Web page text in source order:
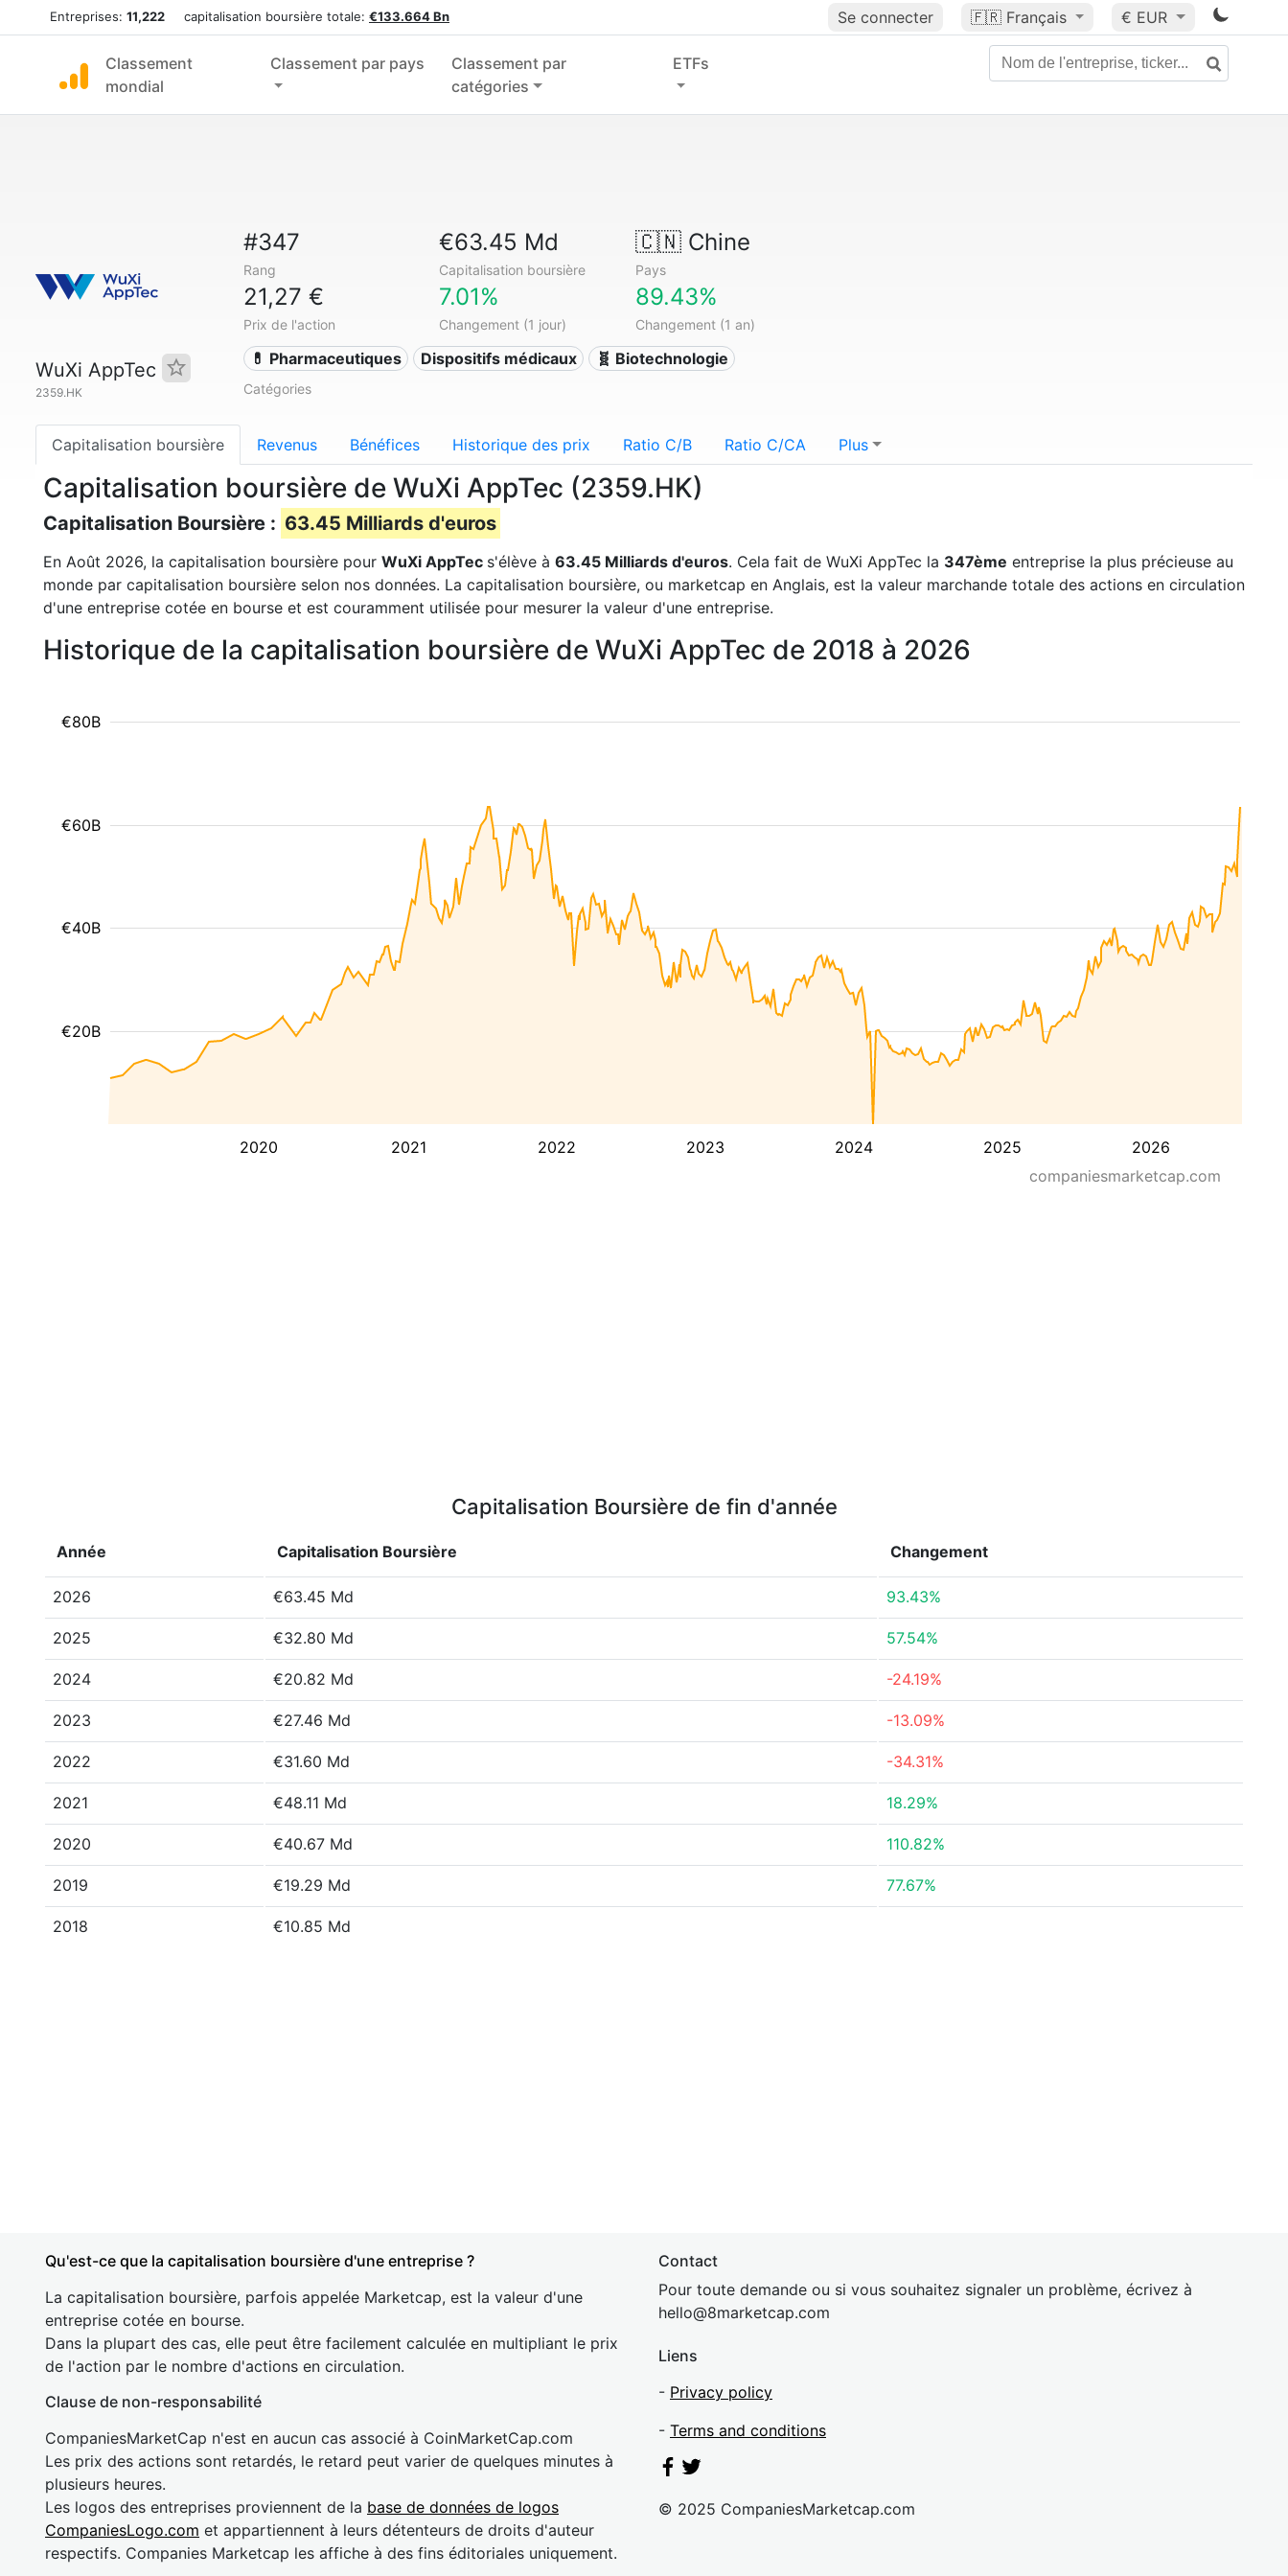
Entreprises: 11,222 capitalisation boursière totale: €133.664 Bn Se connecter 🇫🇷 Français € EUR
Classement
mondial
Classement par pays
Classement par
catégories
ETFs
WuXi AppTec
2359.HK
#347
Rang
€63.45 Md
Capitalisation boursière
🇨🇳Chine
Pays
21,27 €
Prix de l'action
7.01%
Changement (1 jour)
89.43%
Changement (1 an)
💊 Pharmaceutiques Dispositifs médicaux 🧬 Biotechnologie
Catégories
Capitalisation boursière Revenus Bénéfices Historique des prix Ratio C/B Ratio C/CA Plus
Capitalisation boursière de WuXi AppTec (2359.HK)
Capitalisation Boursière : 63.45 Milliards d'euros
En Août 2026, la capitalisation boursière pour WuXi AppTec s'élève à 63.45 Milliards d'euros. Cela fait de WuXi AppTec la 347ème entreprise la plus précieuse au
monde par capitalisation boursière selon nos données. La capitalisation boursière, ou marketcap en Anglais, est la valeur marchande totale des actions en circulation
d'une entreprise cotée en bourse et est couramment utilisée pour mesurer la valeur d'une entreprise.
Historique de la capitalisation boursière de WuXi AppTec de 2018 à 2026
2020 2021 2022 2023 2024 2025 2026
€20B
€40B
€60B
€80B
companiesmarketcap.com
Capitalisation Boursière de fin d'année
Année Capitalisation Boursière Changement
2026 €63.45 Md 93.43%
2025 €32.80 Md 57.54%
2024 €20.82 Md -24.19%
2023 €27.46 Md -13.09%
2022 €31.60 Md -34.31%
2021 €48.11 Md 18.29%
2020 €40.67 Md 110.82%
2019 €19.29 Md 77.67%
2018 €10.85 Md
Qu'est-ce que la capitalisation boursière d'une entreprise ?
La capitalisation boursière, parfois appelée Marketcap, est la valeur d'une
entreprise cotée en bourse.
Dans la plupart des cas, elle peut être facilement calculée en multipliant le prix
de l'action par le nombre d'actions en circulation.
Clause de non-responsabilité
CompaniesMarketCap n'est en aucun cas associé à CoinMarketCap.com
Les prix des actions sont retardés, le retard peut varier de quelques minutes à
plusieurs heures.
Les logos des entreprises proviennent de la base de données de logos
CompaniesLogo.com et appartiennent à leurs détenteurs de droits d'auteur
respectifs. Companies Marketcap les affiche à des fins éditoriales uniquement.
Contact
Pour toute demande ou si vous souhaitez signaler un problème, écrivez à
hello@8marketcap.com
Liens
- Privacy policy
- Terms and conditions
© 2025 CompaniesMarketcap.com